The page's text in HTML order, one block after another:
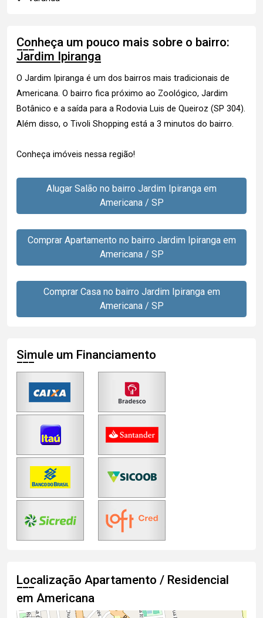
Conheça um pouco mais sobre o bairro:
Jardim Ipiranga
O Jardim Ipiranga é um dos bairros mais tradicionais de
Americana. O bairro fica próximo ao Zoológico, Jardim
Botânico e a saída para a Rodovia Luis de Queiroz (SP 304).
Além disso, o Tivoli Shopping está a 3 minutos do bairro.
Conheça imóveis nessa região!
Alugar Salão no bairro Jardim Ipiranga em
Americana / SP
Comprar Apartamento no bairro Jardim Ipiranga em
Americana / SP
Comprar Casa no bairro Jardim Ipiranga em
Americana / SP
Simule um Financiamento
Localização Apartamento / Residencial
em Americana